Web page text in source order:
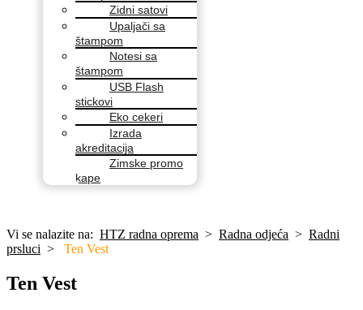
Zidni satovi
Upaljači sa
štampom
Notesi sa
štampom
USB Flash
stickovi
Eko cekeri
Izrada
akreditacija
Zimske promo
kape
Vi se nalazite na: HTZ radna oprema > Radna odjeća > Radni
prsluci > Ten Vest
Ten Vest